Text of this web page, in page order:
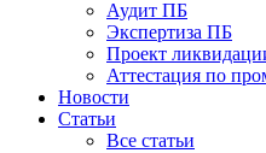
Аудит ПБ
Экспертиза ПБ
Проект
Аттестация по
Новости
Статьи
Все статьи